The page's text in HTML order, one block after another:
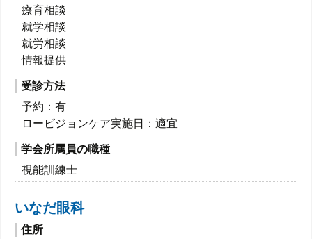
療育相談
就学相談
就労相談
情報提供
受診方法
予約：有
ロービジョンケア実施日：適宜
学会所属員の職種
視能訓練士
いなだ眼科
住所